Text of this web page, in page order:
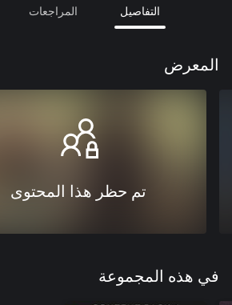
التفاصيل المراجعات
المعرض
تم حظر هذا المحتوى
في هذه المجموعة